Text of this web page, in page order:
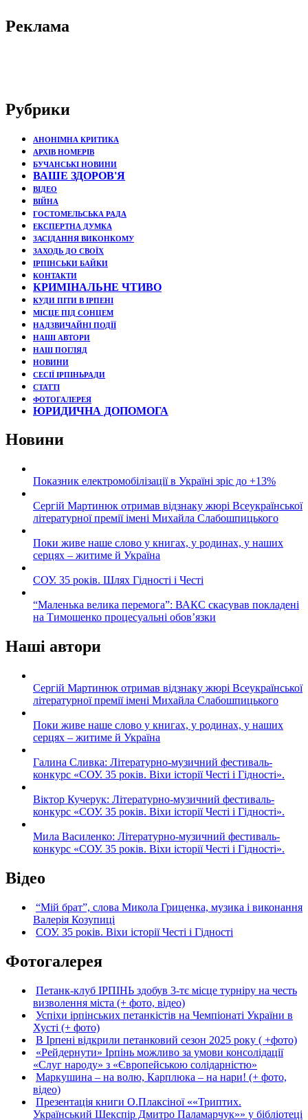
Реклама
Рубрики
АНОНІМНА КРИТИКА
АРХІВ НОМЕРІВ
БУЧАНСЬКІ НОВИНИ
ВАШЕ ЗДОРОВ'Я
ВІДЕО
ВІЙНА
ГОСТОМЕЛЬСЬКА РАДА
ЕКСПЕРТНА ДУМКА
ЗАСІДАННЯ ВИКОНКОМУ
ЗАХОДЬ ДО СВОЇХ
ІРПІНСЬКИ БАЙКИ
КОНТАКТИ
КРИМІНАЛЬНЕ ЧТИВО
КУДИ ПІТИ В ІРПЕНІ
МІСЦЕ ПІД СОНЦЕМ
НАДЗВИЧАЙНІ ПОДЇЇ
НАШІ АВТОРИ
НАШ ПОГЛЯД
НОВИНИ
СЕСІЇ ІРПІНЬРАДИ
СТАТТІ
ФОТОГАЛЕРЕЯ
ЮРИДИЧНА ДОПОМОГА
Новини
Показник електромобілізації в Україні зріс до +13%
Сергій Мартинюк отримав відзнаку жюрі Всеукраїнської
літературної премії імені Михайла Слабошпицького
Поки живе наше слово у книгах, у родинах, у наших
серцях – житиме й Україна
СОУ. 35 років. Шлях Гідності і Честі
“Маленька велика перемога”: ВАКС скасував покладені
на Тимошенко процесуальні обов’язки
Наші автори
Сергій Мартинюк отримав відзнаку жюрі Всеукраїнської
літературної премії імені Михайла Слабошпицького
Поки живе наше слово у книгах, у родинах, у наших
серцях – житиме й Україна
Галина Сливка: Літературно-музичний фестиваль-
конкурс «СОУ. 35 років. Віхи історії Честі і Гідності».
Віктор Кучерук: Літературно-музичний фестиваль-
конкурс «СОУ. 35 років. Віхи історії Честі і Гідності».
Мила Василенко: Літературно-музичний фестиваль-
конкурс «СОУ. 35 років. Віхи історії Честі і Гідності».
Відео
“Мій брат”, слова Микола Гриценка, музика і виконання
Валерія Козупиці
СОУ. 35 років. Віхи історії Честі і Гідності
Фотогалерея
Петанк-клуб ІРПІНЬ здобув 3-тє місце турніру на честь
визволення міста (+ фото, відео)
Успіхи ірпінських петанкістів на Чемпіонаті України в
Хусті (+ фото)
В Ірпені відкрили петанковий сезон 2025 року ( +фото)
«Рейдернути» Ірпінь можливо за умови консолідації
«Слуг народу» з «Європейською солідарністю»
Маркушина – на волю, Карплюка – на нари! (+ фото,
відео)
Презентація книги О.Плаксіної ««Триптих.
Український Шекспір Дмитро Паламарчук»» у бібліотеці